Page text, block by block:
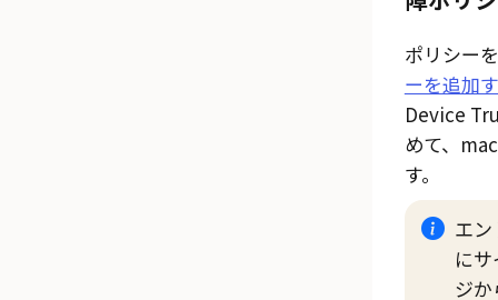
ポリシー
ーを追加
Device
めて、
す。
エ
に
ジ